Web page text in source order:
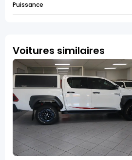
Puissance
Voitures similaires